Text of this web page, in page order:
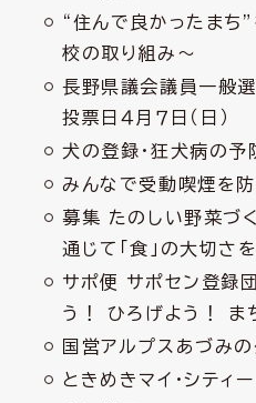
“住んで良かったまち
校の取り組み～
長野県議会議員一般
投票日４月７日（日）
犬の登録・狂犬病の予
みんなで受動喫煙を防
募集 たのしい野菜づ
通じて「食」の大切さ
サポ便 サポセン登録
う！ ひろげよう！ ま
国営アルプスあづみ
ときめきマイ・シティー